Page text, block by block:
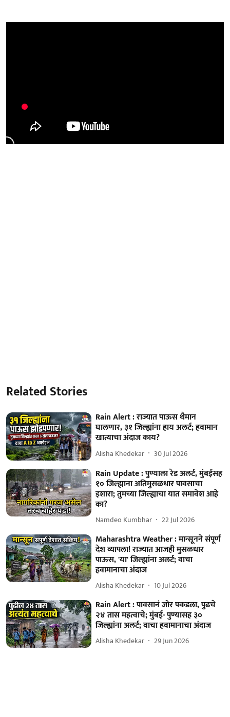
Related Stories
Rain Alert : राज्यात पाऊस थैमान
घालणार, ३१ जिल्ह्यांना हाय अलर्ट; हवामान
खात्याचा अंदाज काय?
Alisha Khedekar 30 Jul 2026
Rain Update : पुण्याला रेड अलर्ट, मुंबईसह
१० जिल्ह्याना अतिमुसळधार पावसाचा
इशारा; तुमच्या जिल्ह्याचा यात समावेश आहे
का?
Namdeo Kumbhar 22 Jul 2026
Maharashtra Weather : मान्सूनने संपूर्ण
देश व्यापला! राज्यात आजही मुसळधार
पाऊस, 'या' जिल्ह्यांना अलर्ट; वाचा
हवामानाचा अंदाज
Alisha Khedekar 10 Jul 2026
Rain Alert : पावसानं जोर पकडला, पुढचे
२४ तास महत्वाचे; मुंबई- पुण्यासह ३०
जिल्ह्यांना अलर्ट; वाचा हवामानाचा अंदाज
Alisha Khedekar 29 Jun 2026